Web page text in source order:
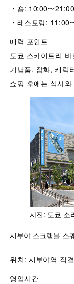
・숍: 10:00〜21:00
・레스토랑: 11:00
매력 포인트
도쿄 스카이트리
기념품, 잡화, 캐릭
쇼핑 후에는 식사
사진: 도쿄 소
시부야 스크램블 스
위치: 시부야역 직결
영업시간